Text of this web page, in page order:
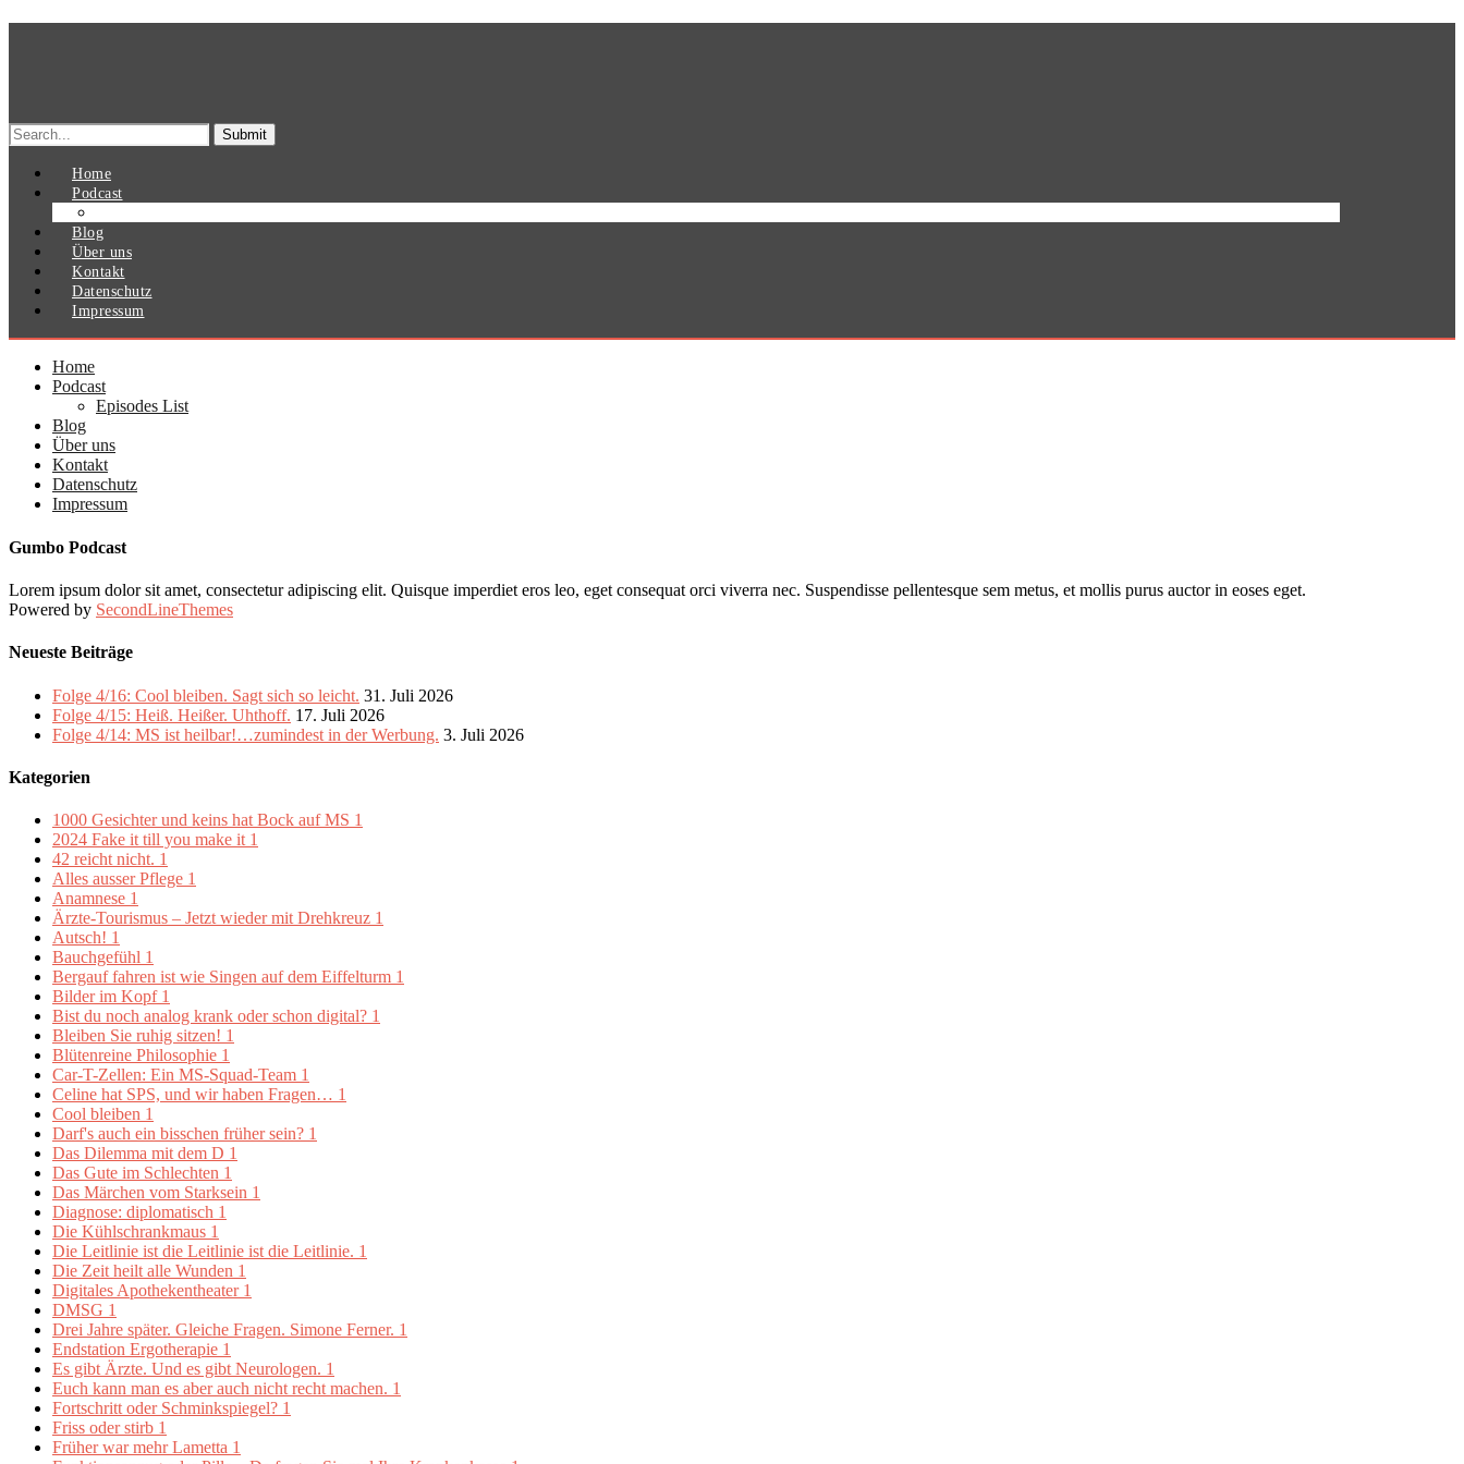
Search
for:
Home
Podcast
Blog
Über uns
Kontakt
Datenschutz
Impressum
Home
Podcast
Episodes List
Blog
Über uns
Kontakt
Datenschutz
Impressum
Gumbo Podcast
Lorem ipsum dolor sit amet, consectetur adipiscing elit. Quisque imperdiet eros leo, eget consequat orci viverra nec. Suspendisse pellentesque sem metus, et mollis purus auctor in eoses eget.
Powered by SecondLineThemes
Neueste Beiträge
Folge 4/16: Cool bleiben. Sagt sich so leicht. 31. Juli 2026
Folge 4/15: Heiß. Heißer. Uhthoff. 17. Juli 2026
Folge 4/14: MS ist heilbar!…zumindest in der Werbung. 3. Juli 2026
Kategorien
1000 Gesichter und keins hat Bock auf MS 1
2024 Fake it till you make it 1
42 reicht nicht. 1
Alles ausser Pflege 1
Anamnese 1
Ärzte-Tourismus – Jetzt wieder mit Drehkreuz 1
Autsch! 1
Bauchgefühl 1
Bergauf fahren ist wie Singen auf dem Eiffelturm 1
Bilder im Kopf 1
Bist du noch analog krank oder schon digital? 1
Bleiben Sie ruhig sitzen! 1
Blütenreine Philosophie 1
Car-T-Zellen: Ein MS-Squad-Team 1
Celine hat SPS, und wir haben Fragen… 1
Cool bleiben 1
Darf's auch ein bisschen früher sein? 1
Das Dilemma mit dem D 1
Das Gute im Schlechten 1
Das Märchen vom Starksein 1
Diagnose: diplomatisch 1
Die Kühlschrankmaus 1
Die Leitlinie ist die Leitlinie ist die Leitlinie. 1
Die Zeit heilt alle Wunden 1
Digitales Apothekentheater 1
DMSG 1
Drei Jahre später. Gleiche Fragen. Simone Ferner. 1
Endstation Ergotherapie 1
Es gibt Ärzte. Und es gibt Neurologen. 1
Euch kann man es aber auch nicht recht machen. 1
Fortschritt oder Schminkspiegel? 1
Friss oder stirb 1
Früher war mehr Lametta 1